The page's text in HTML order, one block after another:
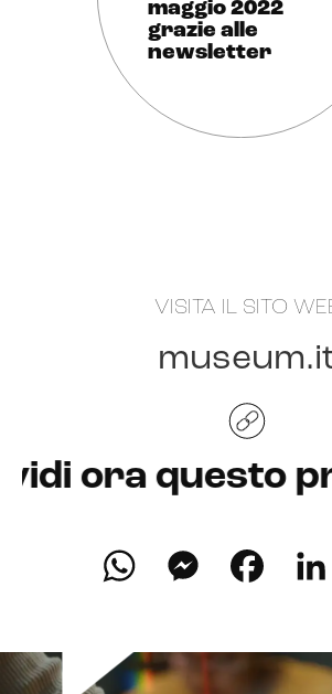
maggio 2022
grazie alle
newsletter
VISITA IL SITO
museum
ora questo
WhatsApp